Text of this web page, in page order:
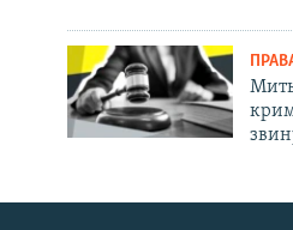
Русский